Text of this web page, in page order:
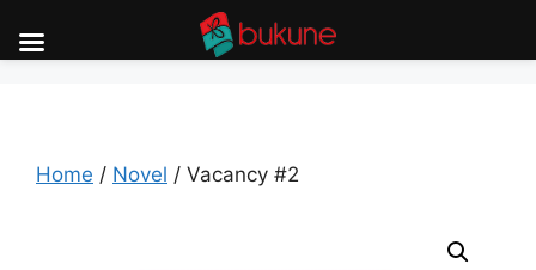
Home / Novel / Vacancy #2